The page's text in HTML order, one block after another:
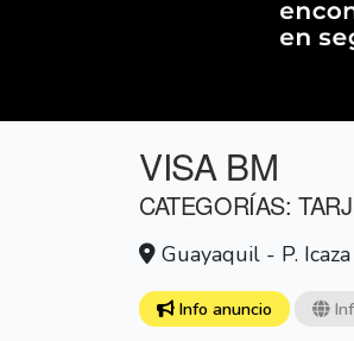
VISA BM
CATEGORÍAS:
Guayaquil - P.
Info anuncio